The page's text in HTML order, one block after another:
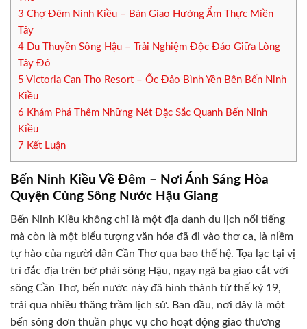
3 Chợ Đêm Ninh Kiều – Bản Giao Hưởng Ẩm Thực Miền
Tây
4 Du Thuyền Sông Hậu – Trải Nghiệm Độc Đáo Giữa Lòng
Tây Đô
5 Victoria Can Tho Resort – Ốc Đảo Bình Yên Bên Bến Ninh
Kiều
6 Khám Phá Thêm Những Nét Đặc Sắc Quanh Bến Ninh
Kiều
7 Kết Luận
Bến Ninh Kiều Về Đêm – Nơi Ánh Sáng Hòa
Quyện Cùng Sông Nước Hậu Giang
Bến Ninh Kiều không chỉ là một địa danh du lịch nổi tiếng
mà còn là một biểu tượng văn hóa đã đi vào thơ ca, là niềm
tự hào của người dân Cần Thơ qua bao thế hệ. Tọa lạc tại vị
trí đắc địa trên bờ phải sông Hậu, ngay ngã ba giao cắt với
sông Cần Thơ, bến nước này đã hình thành từ thế kỷ 19,
trải qua nhiều thăng trầm lịch sử. Ban đầu, nơi đây là một
bến sông đơn thuần phục vụ cho hoạt động giao thương